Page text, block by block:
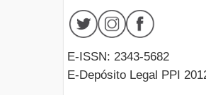
E-ISSN: 2343-5682
E-Depósito Legal PPI